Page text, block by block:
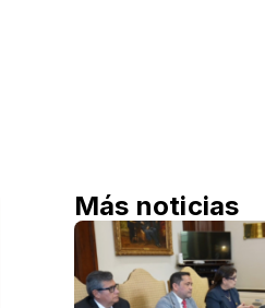
Más noticias